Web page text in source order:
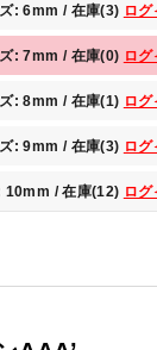
: 6mm / 在庫(3) ロ
: 7mm / 在庫(0) ロ
: 8mm / 在庫(1) ロ
: 9mm / 在庫(3) ロ
10mm / 在庫(12) ロ